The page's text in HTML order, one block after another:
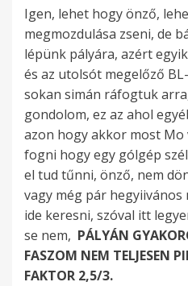
Igen, lehet hogy önző,
megmozdulása zseni, de
lépünk pályára, azért
és az utolsót megelőző
sokan simán ráfogtuk
gondolom, ez az ahol
azon hogy akkor most
fogni hogy egy gólgép
el tud tűnni, önző, nem
vagy még pár
ide keresni, szóval itt
se nem, PÁLYÁN
FASZOM NEM TELJESEN
FAKTOR 2,5/3.